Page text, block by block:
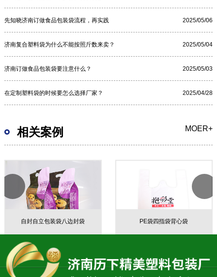
先知晓济南订做食品包装袋流程，再实践 2025/05/06
济南复合塑料袋为什么不能按照斤数来卖？ 2025/05/04
济南订做食品包装袋要注意什么？ 2025/05/03
在定制塑料袋的时候要怎么选择厂家？ 2025/04/28
相关案例 MOER+
自封自立包装袋八边封袋 PE袋四指袋背心袋